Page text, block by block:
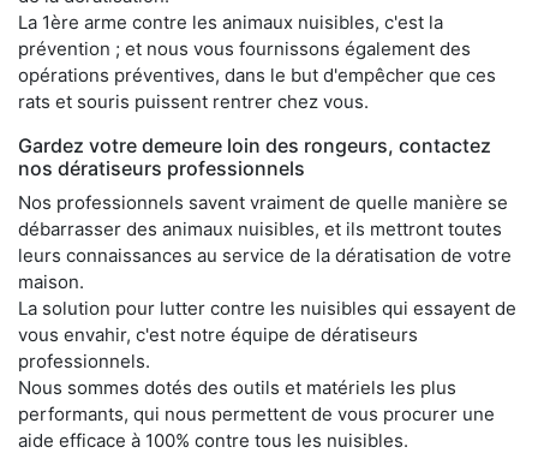
La 1ère arme contre les animaux nuisibles, c'est la
prévention ; et nous vous fournissons également des
opérations préventives, dans le but d'empêcher que ces
rats et souris puissent rentrer chez vous.
Gardez votre demeure loin des rongeurs, contactez
nos dératiseurs professionnels
Nos professionnels savent vraiment de quelle manière se
débarrasser des animaux nuisibles, et ils mettront toutes
leurs connaissances au service de la dératisation de votre
maison.
La solution pour lutter contre les nuisibles qui essayent de
vous envahir, c'est notre équipe de dératiseurs
professionnels.
Nous sommes dotés des outils et matériels les plus
performants, qui nous permettent de vous procurer une
aide efficace à 100% contre tous les nuisibles.